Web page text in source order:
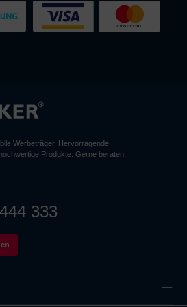
Werbeträger. Hervorragende
Produkte. Gerne beraten
333